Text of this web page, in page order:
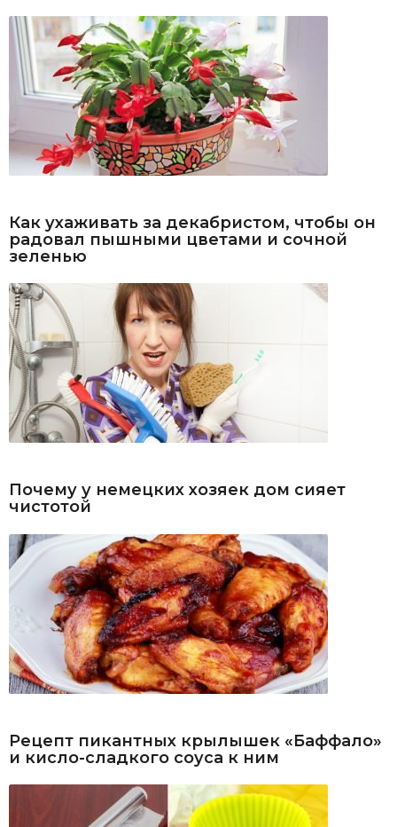
Как ухаживать за декабристом, чтобы он
радовал пышными цветами и сочной
зеленью
Почему у немецких хозяек дом сияет
чистотой
Рецепт пикантных крылышек «Баффало»
и кисло-сладкого соуса к ним